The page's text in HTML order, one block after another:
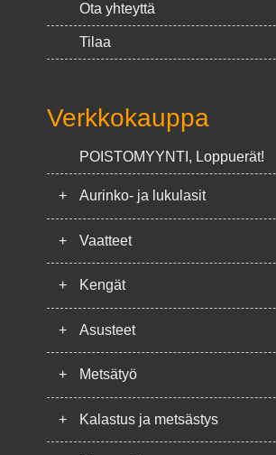
Ota yhteyttä
Tilaa
Verkkokauppa
POISTOMYYNTI, Loppuerät!
+ Aurinko- ja lukulasit
+ Vaatteet
+ Kengät
+ Asusteet
+ Metsätyö
+ Kalastus ja metsästys